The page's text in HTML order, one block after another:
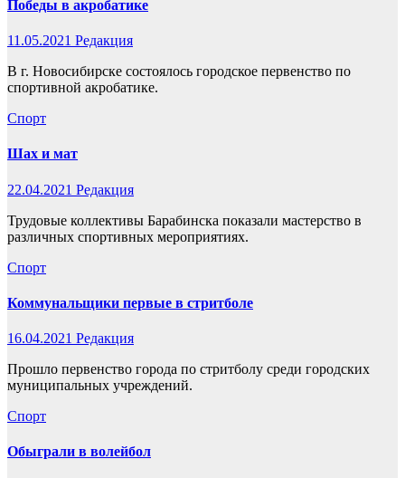
Победы в акробатике
11.05.2021 Редакция
В г. Новосибирске состоялось городское первенство по
спортивной акробатике.
Спорт
Шах и мат
22.04.2021 Редакция
Трудовые коллективы Барабинска показали мастерство в
различных спортивных мероприятиях.
Спорт
Коммунальщики первые в стритболе
16.04.2021 Редакция
Прошло первенство города по стритболу среди городских
муниципальных учреждений.
Спорт
Обыграли в волейбол